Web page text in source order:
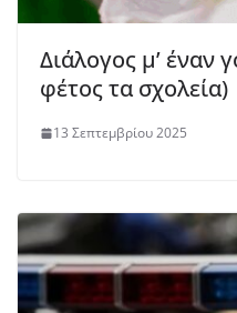
Διάλογος μ’ έναν
φέτος τα σχολεία)
13 Σεπτεμβρίου 2025